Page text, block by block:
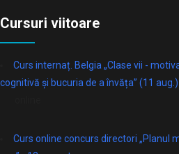
Cursuri viitoare
Curs internaț. Belgia „Clase vii -
cognitivă și bucuria de a învăța” (11 aug.)
Curs online concurs directori „Planul